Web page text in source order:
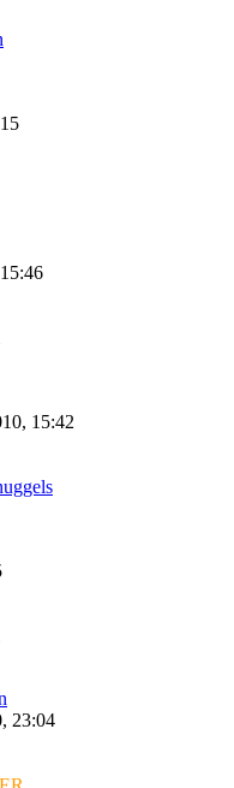
15:42
23:04